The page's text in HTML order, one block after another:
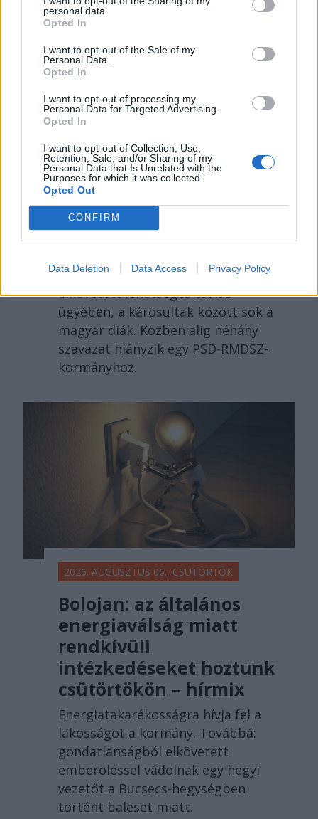
personal data.
Opted In
I want to opt-out of the Sale of my
Personal Data.
Opted In
I want to opt-out of processing my
Personal Data for Targeted Advertising.
Opted In
I want to opt-out of Collection, Use,
Retention, Sale, and/or Sharing of my
Personal Data that Is Unrelated with the
Purposes for which it was collected.
Opted Out
CONFIRM
Data Deletion Data Access Privacy Policy
2026. AUGUSZTUS 07., PÉNTEK
Több száz embert
verhetett át Untold-
belépőkkel egy
kolozsvári férfi – hírek
pénteken
Kolozsváron egy fesztiválbelépőkkel
elkövetett lehetséges csalás
ügyében, a károsultak között sok a
magyar diák. Közben alig néhány
szavazat hiányzik egy PSD-RMDSZ-
kormányhoz.
2026. AUGUSZTUS 06., CSÜTÖRTÖK
Bolojan: az általános
energiaválság miatt
rendkívüli
intézkedéseket hoztunk
csütörtökön – hírmix
Energiatakarékosságra hívja fel a
lakosságot a kormány. Továbbá:
gondatlanságból elkövetett
emberöléssel vádolnak egy hegyi
vezetőt a Bucsecs-hegységben
történt baleset miatt.